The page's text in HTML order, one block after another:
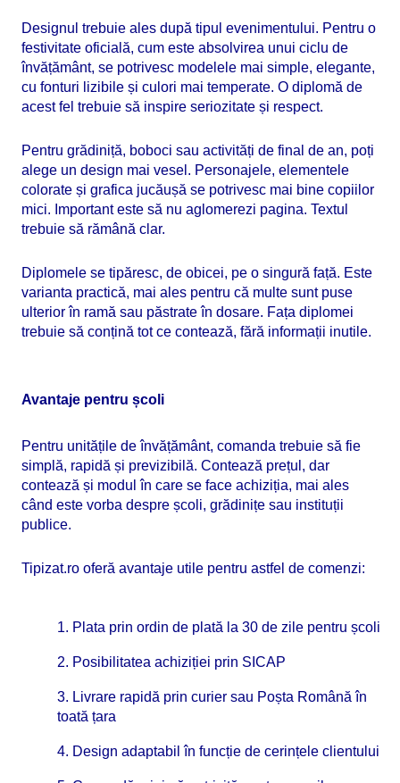
Designul trebuie ales după tipul evenimentului. Pentru o
festivitate oficială, cum este absolvirea unui ciclu de
învățământ, se potrivesc modelele mai simple, elegante,
cu fonturi lizibile și culori mai temperate. O diplomă de
acest fel trebuie să inspire seriozitate și respect.
Pentru grădiniță, boboci sau activități de final de an, poți
alege un design mai vesel. Personajele, elementele
colorate și grafica jucăușă se potrivesc mai bine copiilor
mici. Important este să nu aglomerezi pagina. Textul
trebuie să rămână clar.
Diplomele se tipăresc, de obicei, pe o singură față. Este
varianta practică, mai ales pentru că multe sunt puse
ulterior în ramă sau păstrate în dosare. Fața diplomei
trebuie să conțină tot ce contează, fără informații inutile.
Avantaje pentru școli
Pentru unitățile de învățământ, comanda trebuie să fie
simplă, rapidă și previzibilă. Contează prețul, dar
contează și modul în care se face achiziția, mai ales
când este vorba despre școli, grădinițe sau instituții
publice.
Tipizat.ro oferă avantaje utile pentru astfel de comenzi:
1. Plata prin ordin de plată la 30 de zile pentru școli
2. Posibilitatea achiziției prin SICAP
3. Livrare rapidă prin curier sau Poșta Română în
toată țara
4. Design adaptabil în funcție de cerințele clientului